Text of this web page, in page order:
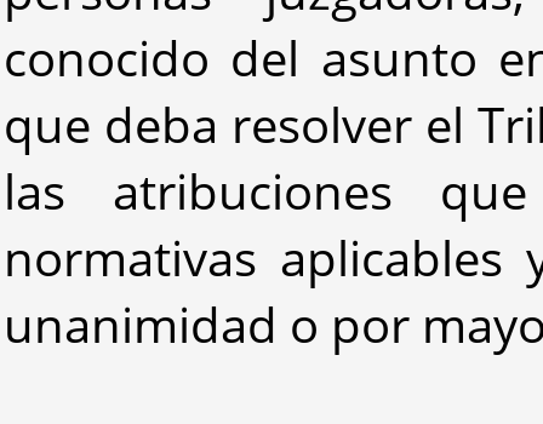
conocido del asunto
que deba resolver el
las atribuciones
normativas
unanimidad o por